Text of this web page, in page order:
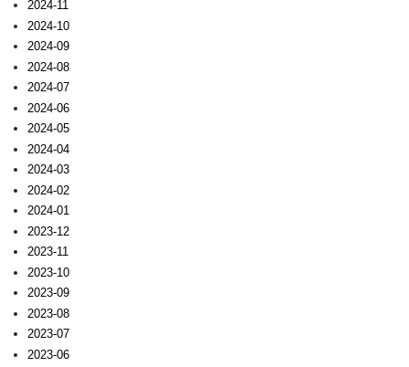
2024-11
2024-10
2024-09
2024-08
2024-07
2024-06
2024-05
2024-04
2024-03
2024-02
2024-01
2023-12
2023-11
2023-10
2023-09
2023-08
2023-07
2023-06